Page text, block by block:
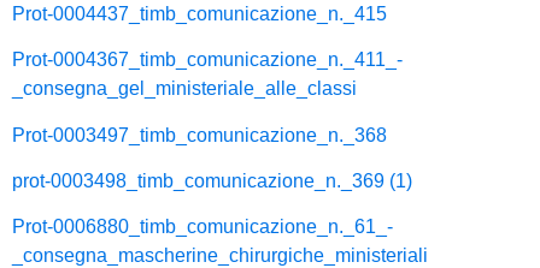
Prot-0004437_timb_comunicazione_n._415
Prot-0004367_timb_comunicazione_n._411_-
_consegna_gel_ministeriale_alle_classi
Prot-0003497_timb_comunicazione_n._368
prot-0003498_timb_comunicazione_n._369 (1)
Prot-0006880_timb_comunicazione_n._61_-
_consegna_mascherine_chirurgiche_ministeriali